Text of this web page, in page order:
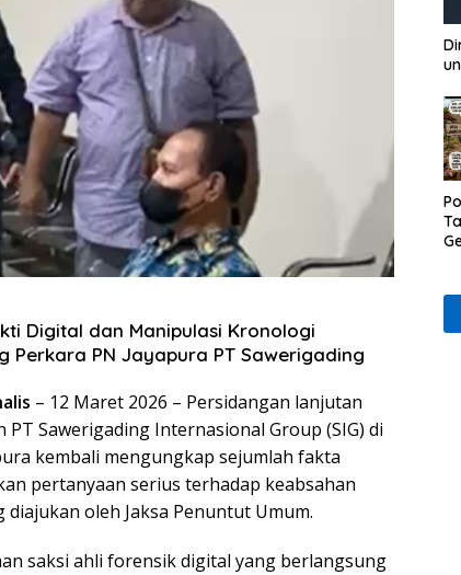
Digital dan Manipulasi Kronologi
Perkara PN Jayapura PT Sawerigading
– 12 Maret 2026 – Persidangan lanjutan
Sawerigading Internasional Group (SIG) di
kembali mengungkap sejumlah fakta
pertanyaan serius terhadap keabsahan
oleh Jaksa Penuntut Umum.
saksi ahli forensik digital yang berlangsung